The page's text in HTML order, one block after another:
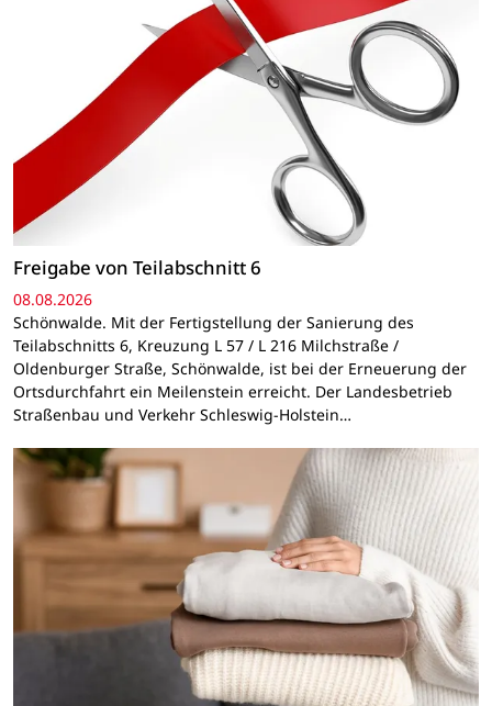
Freigabe von Teilabschnitt 6
08.08.2026
Schönwalde. Mit der Fertigstellung der Sanierung des
Teilabschnitts 6, Kreuzung L 57 / L 216 Milchstraße /
Oldenburger Straße, Schönwalde, ist bei der Erneuerung der
Ortsdurchfahrt ein Meilenstein erreicht. Der Landesbetrieb
Straßenbau und Verkehr Schleswig-Holstein…